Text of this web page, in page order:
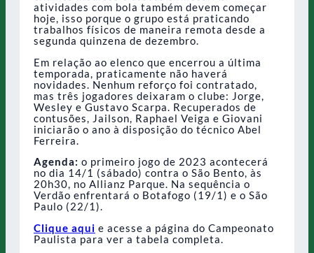
atividades com bola também devem começar
hoje, isso porque o grupo está praticando
trabalhos físicos de maneira remota desde a
segunda quinzena de dezembro.
Em relação ao elenco que encerrou a última
temporada, praticamente não haverá
novidades. Nenhum reforço foi contratado,
mas três jogadores deixaram o clube: Jorge,
Wesley e Gustavo Scarpa. Recuperados de
contusões, Jailson, Raphael Veiga e Giovani
iniciarão o ano à disposição do técnico Abel
Ferreira.
Agenda: o primeiro jogo de 2023 acontecerá
no dia 14/1 (sábado) contra o São Bento, às
20h30, no Allianz Parque. Na sequência o
Verdão enfrentará o Botafogo (19/1) e o São
Paulo (22/1).
Clique aqui e acesse a página do Campeonato
Paulista para ver a tabela completa.